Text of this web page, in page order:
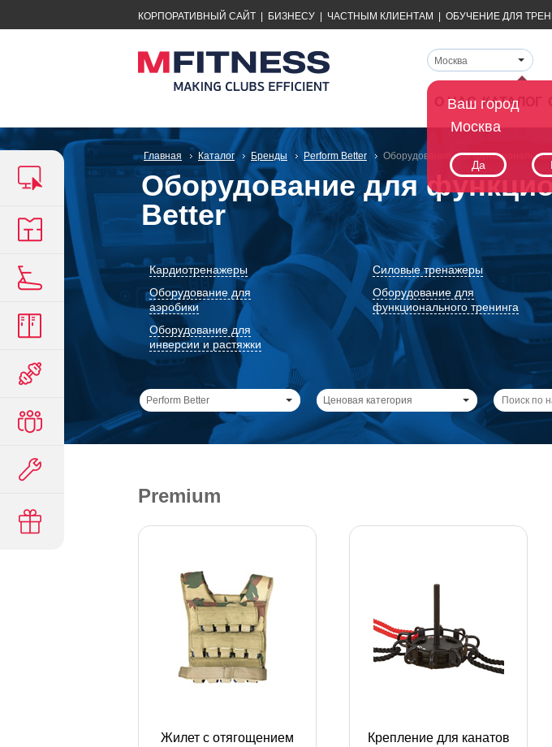
КОРПОРАТИВНЫЙ САЙТ БИЗНЕСУ ЧАСТНЫМ КЛИЕНТАМ ОБУЧЕНИЕ ДЛЯ
Ваш город
Москва
Да
Москва
О НАС КАТАЛОГ
Главная Каталог Бренды Perform Better Оборудование для функционального
Оборудование для
Better
Кардиотренажеры Силовые тренажеры
Оборудование для
аэробики
Оборудование для
функционального тренинга
Оборудование для
инверсии и растяжки
Perform Better Ценовая категория
Premium
Жилет с отягощением Крепление для канатов